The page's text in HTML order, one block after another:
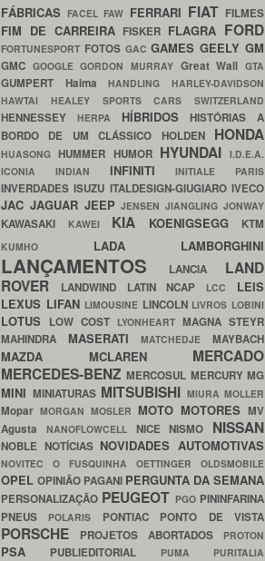
FÁBRICASFACELFAW FERRARI FIAT FILMES
FIM DE CARREIRA FISKER FLAGRA FORD
FORTUNESPORT FOTOS GACGAMESGEELYGM
GMC GOOGLEGORDON MURRAY Great WallGTA
GUMPERT HaimaHANDLINGHARLEY-DAVIDSON
HAWTAI HEALEY SPORTS CARS SWITZERLAND
HENNESSEY HERPA HÍBRIDOSHISTÓRIAS A
BORDO DE UM CLÁSSICO HOLDEN HONDA
HUASONGHUMMER HUMOR HYUNDAI I.D.E.A.
ICONIA INDIAN INFINITIINITIALE PARIS
INVERDADESISUZU ITALDESIGN-GIUGIAROIVECO
JAC JAGUAR JEEPJENSENJIANGLINGJONWAY
KAWASAKI KAWEI KIA KOENIGSEGG KTM
KUMHO LADA LAMBORGHINI
LANÇAMENTOS LANCIA LAND
ROVER
LANDWIND LATIN NCAP LCC LEIS
LEXUS LIFAN LIMOUSINE LINCOLN LIVROS LOBINI
LOTUS LOW COST LYONHEART MAGNA STEYR
MAHINDRA MASERATIMATCHEDJEMAYBACH
MAZDA MCLAREN MERCADO
MERCEDES-BENZMERCOSUL MERCURYMG
MINI MINIATURAS MITSUBISHI MIURA MOLLER
Mopar MORGAN MOSLER MOTO MOTORES MV
Agusta NANOFLOWCELL NICENISMO NISSAN
NOBLE NOTÍCIAS NOVIDADES AUTOMOTIVAS
NOVITEC O FUSQUINHA OETTINGER OLDSMOBILE
OPEL OPINIÃO PAGANI PERGUNTA DA SEMANA
PERSONALIZAÇÃO PEUGEOT PGO PININFARINA
PNEUS
POLARIS PONTIAC PONTO DE VISTA
PORSCHE PROJETOS ABORTADOS PROTON
PSA PUBLIEDITORIAL PUMA PURITALIA